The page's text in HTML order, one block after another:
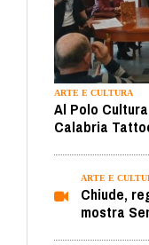
ARTE E CULTURA
Al Polo
Calabria
ARTE E
Chiude,
mostra